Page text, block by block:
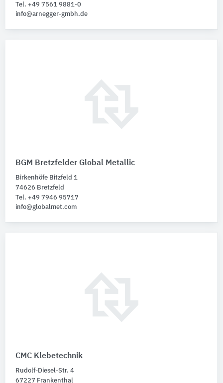
Tel. +49 7561 9881-0
info@arnegger-gmbh.de
BGM Bretzfelder Global Metallic
Birkenhöfe Bitzfeld 1
74626 Bretzfeld
Tel. +49 7946 95717
info@globalmet.com
CMC Klebetechnik
Rudolf-Diesel-Str. 4
67227 Frankenthal